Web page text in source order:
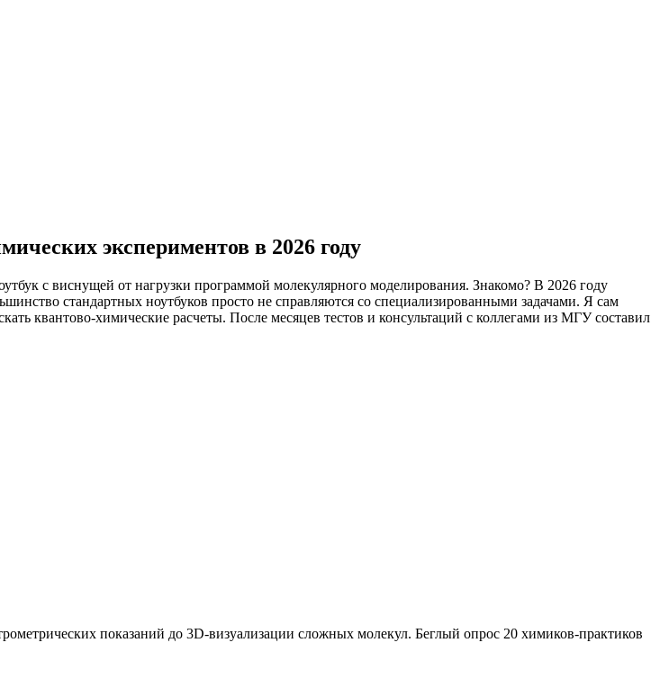
экспериментов в 2026 году
с виснущей от нагрузки программой молекулярного моделирования. Знакомо? В 2026 году
стандартных ноутбуков просто не справляются со специализированными задачами. Я сам
квантово-химические расчеты. После месяцев тестов и консультаций с коллегами из МГУ составил
показаний до 3D-визуализации сложных молекул. Беглый опрос 20 химиков-практиков